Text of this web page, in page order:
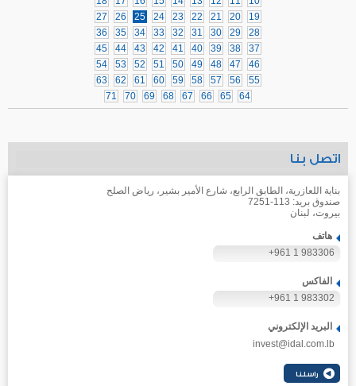
19
20
21
22
23
24
25
26
27
28
29
30
31
32
33
34
35
36
37
38
39
40
41
42
43
44
45
46
47
48
49
50
51
52
53
54
55
56
57
58
59
60
61
62
63
64
65
66
67
68
69
70
71
اتصل بنا
بناية اللعازرية، الطابق الرابع، شارع الأمير بشير، رياض الصلح
صندوق بريد: 113-7251
بيروت، لبنان
هاتف
+961 1 983306
الفاكس
+961 1 983302
البريد الإلكتروني
invest@idal.com.lb